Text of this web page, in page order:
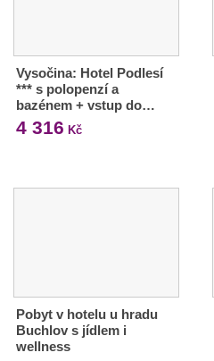
Vysočina: Hotel Podlesí
*** s polopenzí a
bazénem + vstup do…
4 316 Kč
Pobyt v hotelu u hradu
Buchlov s jídlem i
wellness